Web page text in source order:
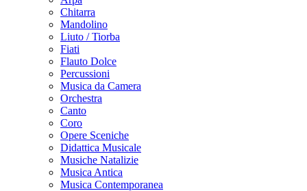
Chitarra
Mandolino
Liuto / Tiorba
Fiati
Flauto Dolce
Percussioni
Musica da Camera
Orchestra
Canto
Coro
Opere Sceniche
Didattica Musicale
Musiche Natalizie
Musica Antica
Musica Contemporanea